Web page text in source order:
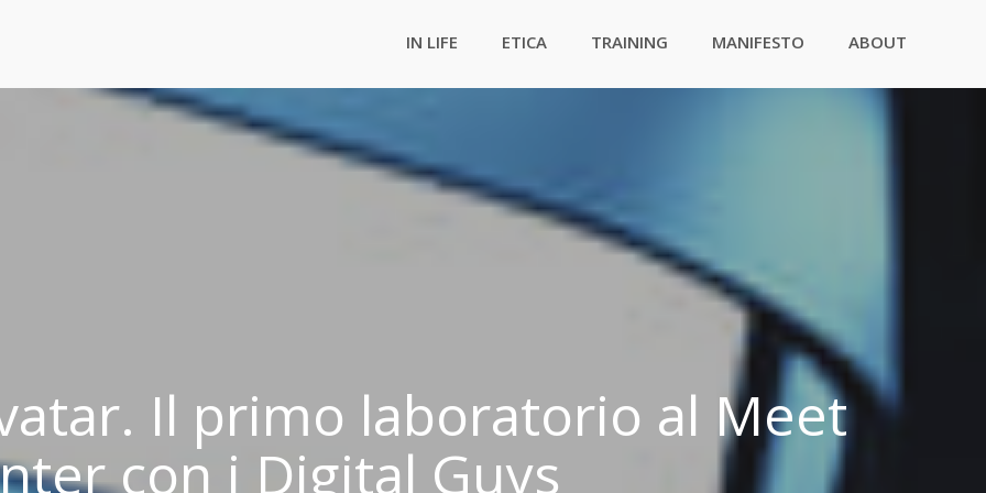
IN LIFE ETICA TRAINING MANIFESTO ABOUT
Il primo laboratorio al Meet
con i Digital Guys